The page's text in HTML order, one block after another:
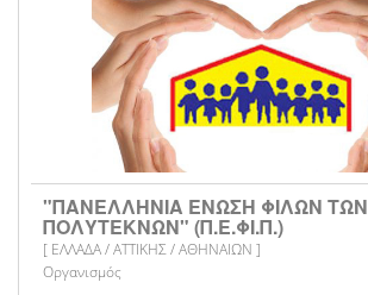
"ΠΑΝΕΛΛΗΝΙΑ ΕΝΩΣΗ ΦΙΛΩΝ ΤΩΝ
ΠΟΛΥΤΕΚΝΩΝ" (Π.Ε.ΦΙ.Π.)
[ ΕΛΛΑΔΑ / ΑΤΤΙΚΗΣ / ΑΘΗΝΑΙΩΝ ]
Οργανισμός